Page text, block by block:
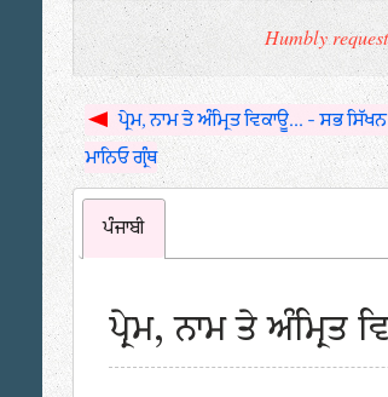
Humbly
ਪ੍ਰੇਮ, ਨਾਮ ਤੇ ਅੰਮ੍ਰਿਤ ਵਿਕਾਊ... - ਸਭ
ਮਾਨਿਓ ਗ੍ਰੰਥ
ਪੰਜਾਬੀ
ਪ੍ਰੇਮ, ਨਾਮ ਤੇ ਅੰਮ੍ਰਿਤ